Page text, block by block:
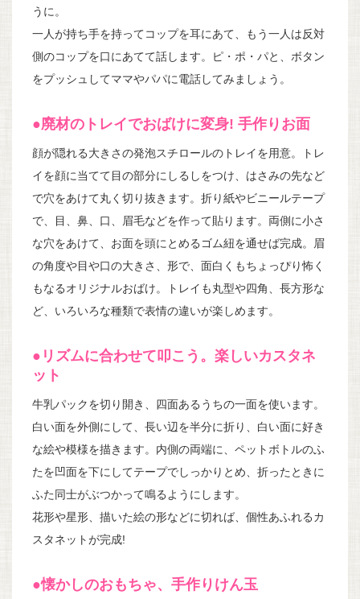
うに。
一人が持ち手を持ってコップを耳にあて、もう一人は反対
側のコップを口にあてて話します。ピ・ポ・パと、ボタン
をプッシュしてママやパパに電話してみましょう。
●廃材のトレイでおばけに変身! 手作りお面
顔が隠れる大きさの発泡スチロールのトレイを用意。トレ
イを顔に当てて目の部分にしるしをつけ、はさみの先など
で穴をあけて丸く切り抜きます。折り紙やビニールテープ
で、目、鼻、口、眉毛などを作って貼ります。両側に小さ
な穴をあけて、お面を頭にとめるゴム紐を通せば完成。眉
の角度や目や口の大きさ、形で、面白くもちょっぴり怖く
もなるオリジナルおばけ。トレイも丸型や四角、長方形な
ど、いろいろな種類で表情の違いが楽しめます。
●リズムに合わせて叩こう。楽しいカスタネ
ット
牛乳パックを切り開き、四面あるうちの一面を使います。
白い面を外側にして、長い辺を半分に折り、白い面に好き
な絵や模様を描きます。内側の両端に、ペットボトルのふ
たを凹面を下にしてテープでしっかりとめ、折ったときに
ふた同士がぶつかって鳴るようにします。
花形や星形、描いた絵の形などに切れば、個性あふれるカ
スタネットが完成!
●懐かしのおもちゃ、手作りけん玉